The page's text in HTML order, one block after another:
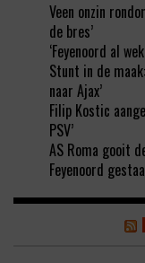
Veen onzin
de bres’
‘Feyenoord al
Stunt in de
naar Ajax’
Filip Kostic
PSV’
AS Roma gooit
Feyenoord